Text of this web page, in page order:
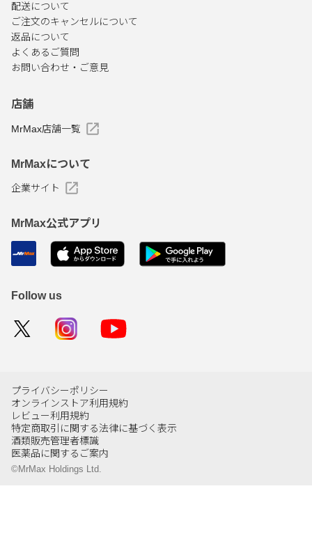
配送について
ご注文のキャンセルについて
返品について
よくあるご質問
お問い合わせ・ご意見
店舗
MrMax店舗一覧
MrMaxについて
企業サイト
MrMax公式アプリ
Follow us
プライバシーポリシー
オンラインストア利用規約
レビュー利用規約
特定商取引に関する法律に基づく表示
酒類販売管理者標識
医薬品に関するご案内
©MrMax Holdings Ltd.